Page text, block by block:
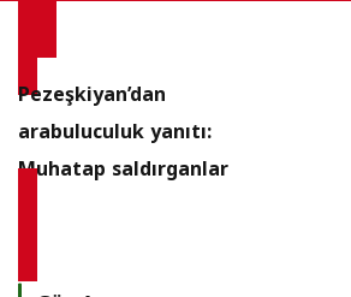
Pezeşkiyan’dan
arabuluculuk yanıtı:
Muhatap saldırganlar